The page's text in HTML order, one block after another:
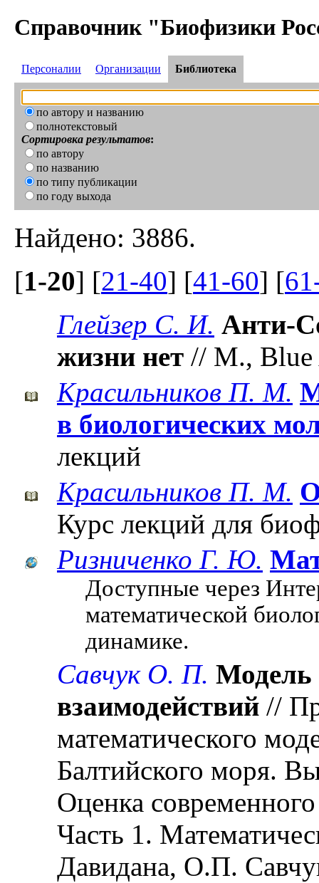
Справочник "Биофизики
Персоналии Организации Библиотека
по автору и названию
полнотекстовый
Сортировка результатов:
по автору
по названию
по типу публикации
по году выхода
Найдено: 3886.
[1-20] [21-40] [41-60] [
Глейзер С. И. Анти-
жизни нет // М., Blue
Красильников П. М.
в биологических
лекций
Красильников П. М.
Курс лекций для
Ризниченко Г. Ю.
Доступные через
математической
динамике.
Савчук О. П. Модель
взаимодействий //
математического
Балтийского моря.
Оценка
Часть 1.
Давидана, О.П.